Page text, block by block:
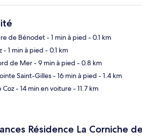
de Bénodet- 1 min à pied - 0.1 km
- 1 min à pied - 0.1 km
de Mer- 9 min à pied - 0.8 km
Saint-Gilles- 16 min à pied - 1.4 km
Coz- 14 min en voiture- 11.7 km
Résidence La Corniche